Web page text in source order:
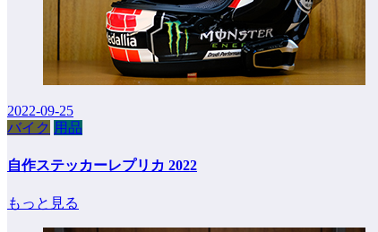
2022-09-25
バイク 用品
自作ステッカーレプリカ 2022
もっと見る